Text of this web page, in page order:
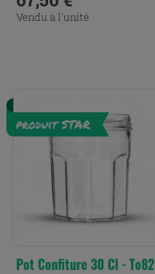
Vendu à l'unité
Pot Confiture 30 Cl - To82